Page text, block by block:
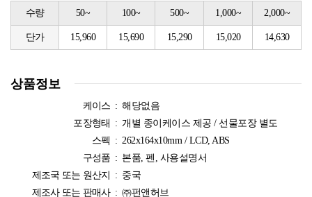
수량 50~ 100~ 500~ 1,000~ 2,000~
단가 15,960 15,690 15,290 15,020 14,630
상품정보
케이스 : 해당없음
포장형태 : 개별 종이케이스 제공 / 선물포장 별도
스펙 : 262x164x10mm / LCD, ABS
구성품 : 본품, 펜, 사용설명서
제조국 또는 원산지 : 중국
제조사 또는 판매사 : ㈜펀앤허브